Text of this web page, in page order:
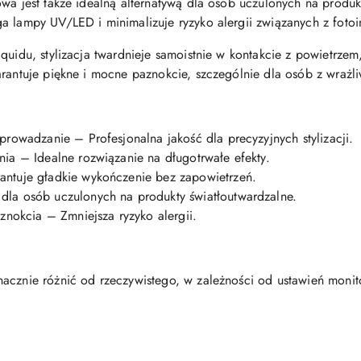
lampy UV/LED i minimalizuje ryzyko alergii związanych z
stylizacja twardnieje samoistnie w kontakcie z
piękne i mocne paznokcie, szczególnie dla osób z
– Profesjonalna jakość dla precyzyjnych stylizacji.
– Idealne rozwiązanie na długotrwałe efekty.
gładkie wykończenie bez zapowietrzeń.
osób uczulonych na produkty światłoutwardzalne.
– Zmniejsza ryzyko alergii.
różnić od rzeczywistego, w zależności od ustawień